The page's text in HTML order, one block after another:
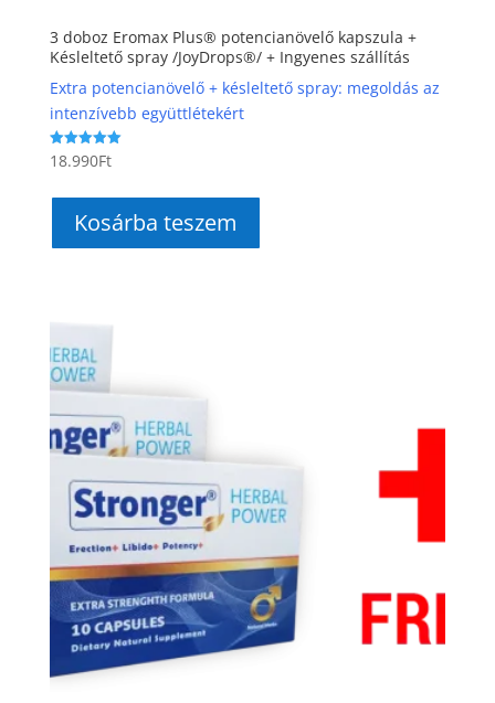
3 doboz Eromax Plus® potencianövelő kapszula +
Késleltető spray /JoyDrops®/ + Ingyenes szállítás
Extra potencianövelő + késleltető spray: megoldás az
intenzívebb együttlétekért
Értékelés:
5.00
18.990Ft
Kosárba teszem